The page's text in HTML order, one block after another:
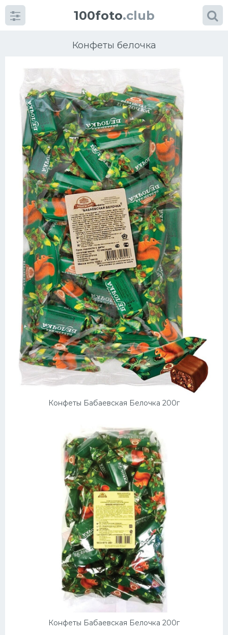
100foto.club
Конфеты белочка
Конфеты Бабаевская Белочка 200г
Конфеты Бабаевская Белочка 200г
Категориикартинок
Супы
Мясные блюда
Печенье
Салат
Выпечка
Десерт
Напитки
Дизайн комнаты